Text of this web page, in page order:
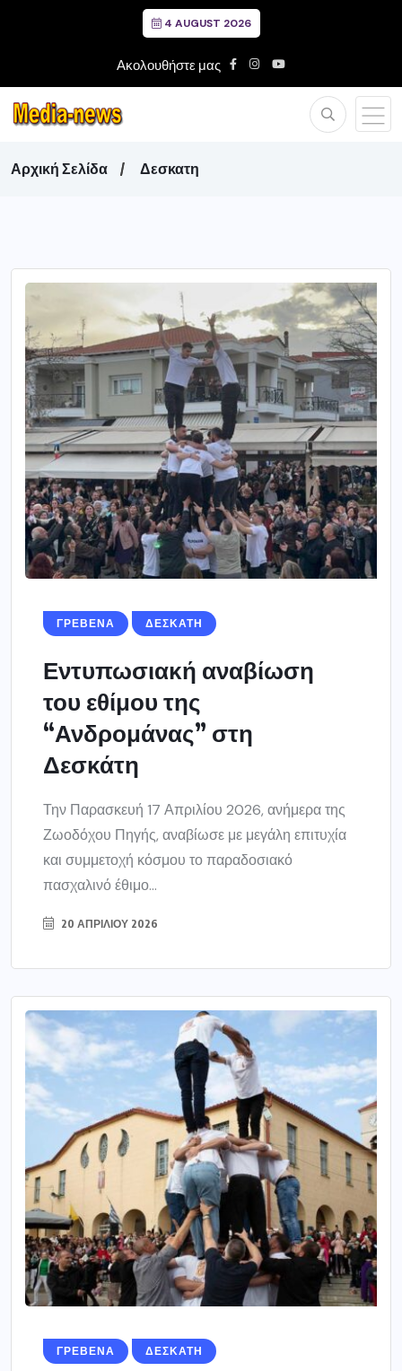
4 AUGUST 2026
Ακολουθήστε μας
Αρχική Σελίδα Δεσκατη
ΓΡΕΒΕΝΑ ΔΕΣΚΑΤΗ
Εντυπωσιακή αναβίωση
του εθίμου της
“Ανδρομάνας” στη
Δεσκάτη
Την Παρασκευή 17 Απριλίου 2026, ανήμερα της
Ζωοδόχου Πηγής, αναβίωσε με μεγάλη επιτυχία
και συμμετοχή κόσμου το παραδοσιακό
πασχαλινό έθιμο...
20 ΑΠΡΙΛΊΟΥ 2026
ΓΡΕΒΕΝΑ ΔΕΣΚΑΤΗ